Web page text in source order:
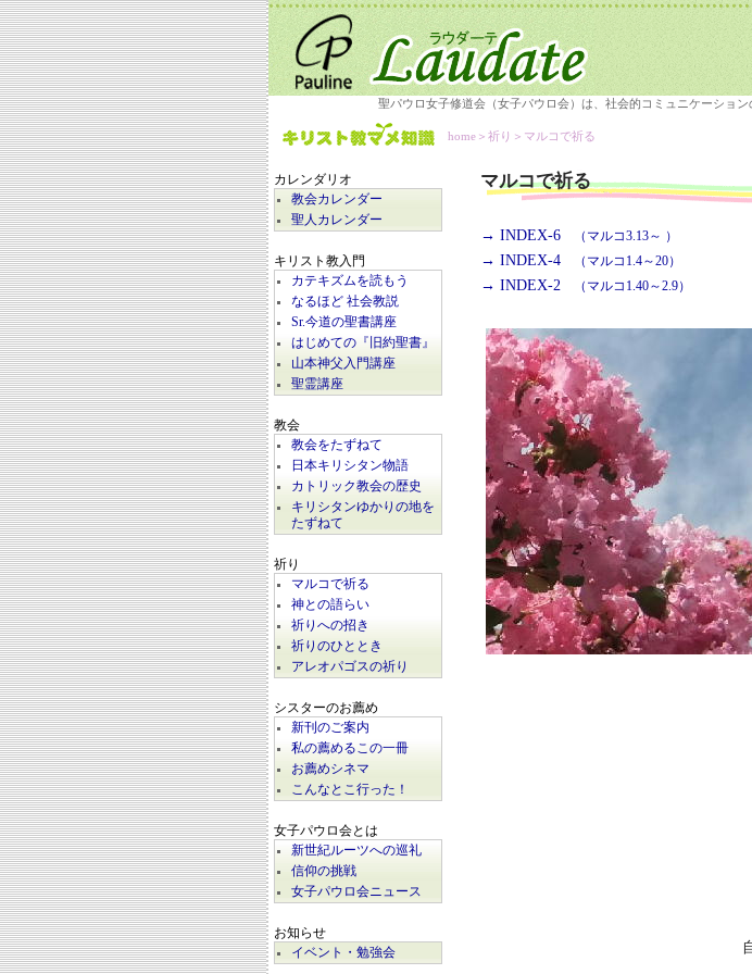
聖パウロ女子修道会（女子パウロ会）は、社会的コミュニケーショ
カレンダリオ
教会カレンダー
聖人カレンダー
キリスト教入門
カテキズムを読もう
なるほど 社会教説
Sr.今道の聖書講座
はじめての『旧約聖書』
山本神父入門講座
聖霊講座
教会
教会をたずねて
日本キリシタン物語
カトリック教会の歴史
キリシタンゆかりの地を
たずねて
祈り
マルコで祈る
神との語らい
祈りへの招き
祈りのひととき
アレオパゴスの祈り
シスターのお薦め
新刊のご案内
私の薦めるこの一冊
お薦めシネマ
こんなとこ行った！
女子パウロ会とは
新世紀ルーツへの巡礼
信仰の挑戦
女子パウロ会ニュース
お知らせ
イベント・勉強会
home ＞祈り＞ マルコで祈る
マルコで祈る
→ INDEX-6 （マルコ3.13～ ）
→ INDEX-4 （マルコ1.4～20）
→ INDEX-2 （マルコ1.40～2.9）